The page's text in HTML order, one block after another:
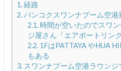
1.経路
2.バンコクスワンナプーム空港
2.1.時間が空いたのでスワ
ジ屋さん「エアポートリン
2.2.1FはPATTAYA やHUA
もある
3.スワンナプーム空港ラウンジ